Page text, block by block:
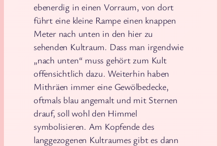
ebenerdig in einen Vorraum, von dort
führt eine kleine Rampe einen knappen
Meter nach unten in den hier zu
sehenden Kultraum. Dass man irgendwie
„nach unten“ muss gehört zum Kult
offensichtlich dazu. Weiterhin haben
Mithräen immer eine Gewölbedecke,
oftmals blau angemalt und mit Sternen
drauf, soll wohl den Himmel
symbolisieren. Am Kopfende des
langgezogenen Kultraumes gibt es dann